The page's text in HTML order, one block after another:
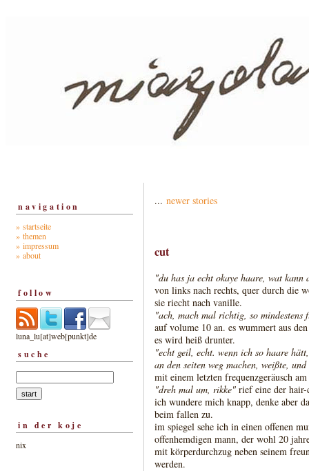
navigation
» startseite
» themen
» impressum
» about
follow
luna_lu[at]web[punkt]de
suche
in der koje
nix
... newer stories
cut
"du has ja echt okaye haare, wat kann
von links nach rechts, quer durch die
sie riecht nach vanille.
"ach, mach mal richtig, so mindestens
auf volume 10 an. es wummert aus
es wird heiß drunter.
"echt geil, echt. wenn ich so haare
an den seiten weg machen, weißte,
mit einem letzten frequenzgeräusch
"dreh mal um, rikke" rief eine der
ich wundere mich knapp, denke aber
beim fallen zu.
im spiegel sehe ich in einen offenen
offenhemdigen mann, der wohl 20
mit körperdurchzug neben seinem
werden.